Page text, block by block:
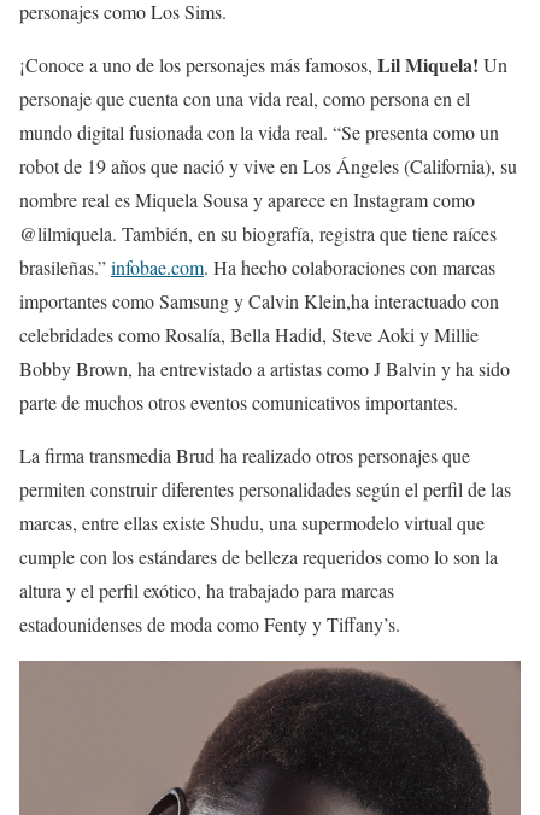
personajes como Los Sims.
¡Conoce a uno de los personajes más famosos, Lil Miquela! Un
personaje que cuenta con una vida real, como persona en el
mundo digital fusionada con la vida real. “Se presenta como un
robot de 19 años que nació y vive en Los Ángeles (California), su
nombre real es Miquela Sousa y aparece en Instagram como
@lilmiquela. También, en su biografía, registra que tiene raíces
brasileñas.”infobae.com. Ha hecho colaboraciones con marcas
importantes como Samsung y Calvin Klein,ha interactuado con
celebridades como Rosalía, Bella Hadid, Steve Aoki y Millie
Bobby Brown, ha entrevistado a artistas como J Balvin y ha sido
parte de muchos otros eventos comunicativos importantes.
La firma transmedia Brud ha realizado otros personajes que
permiten construir diferentes personalidades según el perfil de las
marcas, entre ellas existe Shudu, una supermodelo virtual que
cumple con los estándares de belleza requeridos como lo son la
altura y el perfil exótico, ha trabajado para marcas
estadounidenses de moda como Fenty y Tiffany’s.